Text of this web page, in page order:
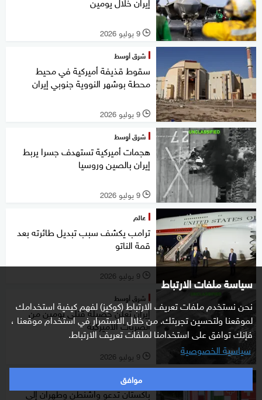
سياسة ملفات الارتباط
نحن نستخدم ملفات تعريف الارتباط (كوكيز) لفهم كيفية استخدامك
لموقعنا ولتحسين تجربتك. من خلال الاستمرار في استخدام موقعنا ،
فإنك توافق على استخدامنا لملفات تعريف الارتباط.
سياسية الخصوصية
موافق
l 9 يوليو 2026
شرق أوسط
سقوط قذيفة أميركية في محيط
محطة بوشهر النووية جنوبي إيران
l 9 يوليو 2026
شرق أوسط
هجمات أميركية تستهدف جسرا يربط
إيران بالصين وروسيا
l 9 يوليو 2026
عالم
ترامب يكشف سبب تبديل طائرته بعد
قمة الناتو
l 9 يوليو 2026
شرق أوسط
إيران تعلن حصيلة قتلى يومين من
الضربات الأميركية
l 9 يوليو 2026
شرق أوسط
باكستان تدعو واشنطن وطهران إلى